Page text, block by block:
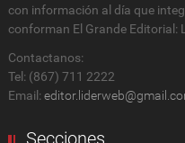
con información al día que
conforman El Grande Editorial:
Contactanos:
Tel: (867) 711 2222
Email: